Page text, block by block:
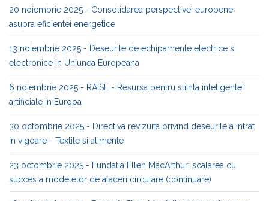
20 noiembrie 2025 - Consolidarea perspectivei europene
asupra eficientei energetice
13 noiembrie 2025 - Deseurile de echipamente electrice si
electronice in Uniunea Europeana
6 noiembrie 2025 - RAISE - Resursa pentru stiinta inteligentei
artificiale in Europa
30 octombrie 2025 - Directiva revizuita privind deseurile a intrat
in vigoare - Textile si alimente
23 octombrie 2025 - Fundatia Ellen MacArthur: scalarea cu
succes a modelelor de afaceri circulare (continuare)